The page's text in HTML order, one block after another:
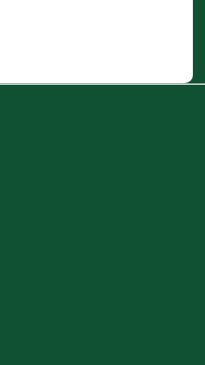
بن عُميرة بن الحارث بن شمر الحنفي، جد